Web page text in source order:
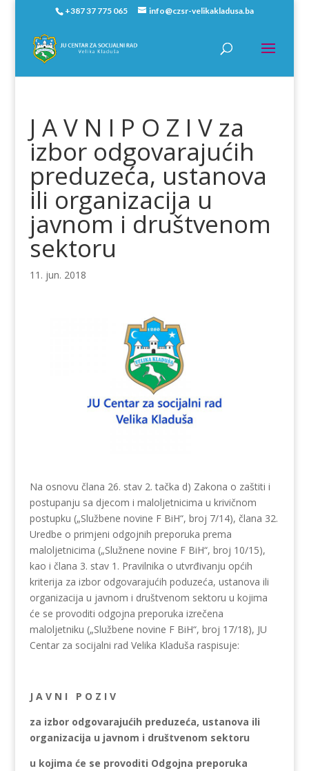
+387 37 775 065 info@czsr-velikakladusa.ba
J A V N I P O Z I V za
izbor odgovarajućih
preduzeća, ustanova
ili organizacija u
javnom i društvenom
sektoru
11. jun. 2018
Na osnovu člana 26. stav 2. tačka d) Zakona o zaštiti i
postupanju sa djecom i maloljetnicima u krivičnom
postupku („Službene novine F BiH“, broj 7/14), člana 32.
Uredbe o primjeni odgojnih preporuka prema
maloljetnicima („Služnene novine F BiH“, broj 10/15),
kao i člana 3. stav 1. Pravilnika o utvrđivanju općih
kriterija za izbor odgovarajućih poduzeća, ustanova ili
organizacija u javnom i društvenom sektoru u kojima
će se provoditi odgojna preporuka izrečena
maloljetniku („Službene novine F BiH“, broj 17/18), JU
Centar za socijalni rad Velika Kladuša raspisuje:
J A V N I P O Z I V
za izbor odgovarajućih preduzeća, ustanova ili
organizacija u javnom i društvenom sektoru
u kojima će se provoditi Odgojna preporuka